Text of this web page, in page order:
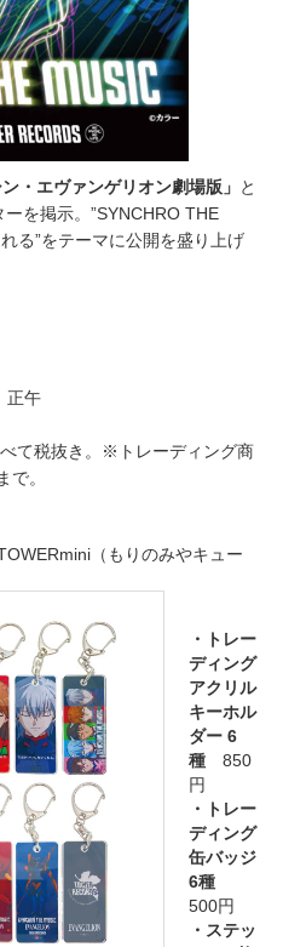
ン・エヴァンゲリオン劇場版」 と
を掲示。”SYNCHRO THE
る”をテーマに公開を盛り上げ
正午
て税抜き。※トレーディング商
で。
（もりのみやキュー
・トレー
ディング
アクリル
キーホル
ダー 6
種 850
円
・トレー
ディング
缶バッジ
6種
500円
・ステッ